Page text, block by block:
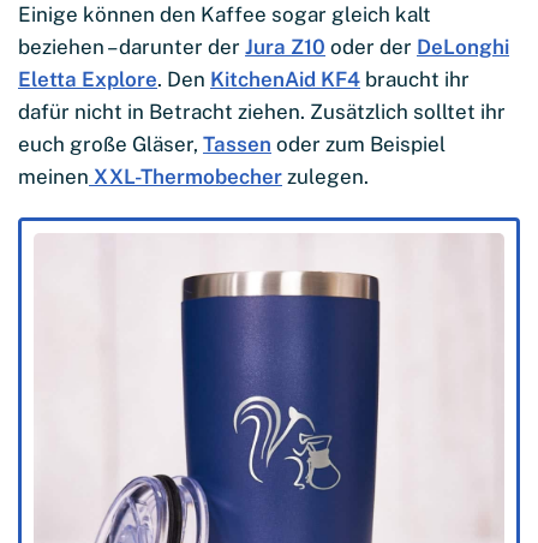
Einige können den Kaffee sogar gleich kalt
beziehen – darunter der Jura Z10 oder der DeLonghi
Eletta Explore. Den KitchenAid KF4 braucht ihr
dafür nicht in Betracht ziehen. Zusätzlich solltet ihr
euch große Gläser, Tassen oder zum Beispiel
meinen XXL-Thermobecher zulegen.